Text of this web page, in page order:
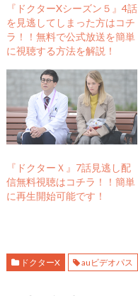
ィ
ン
ド
ウ
で
開
ま
く
だ
さ
い
(
新
い
ン
ド
ウ
で
開
き
)
『ドクターXシーズン５』4話
を見逃してしまった方はコチ
ラ！！無料で公式放送を簡単
に視聴する方法を解説！
『ドクターＸ』7話見逃し配
信無料視聴はコチラ！！簡単
に再生開始可能です！
ドクターX auビデオパス